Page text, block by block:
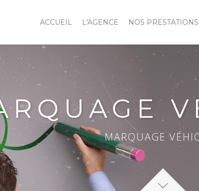
ACCUEIL L'AGENCE NOS PRESTATIONS
MARQUAGE